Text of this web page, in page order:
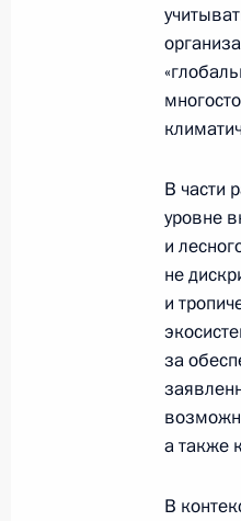
25
24
в
24
В части
уровне
и
не
и
за
а также
В